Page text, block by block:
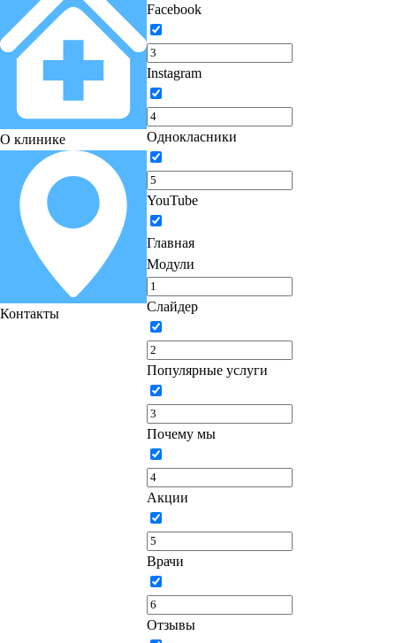
О клинике
Контакты
Facebook
Instagram
Однокласники
YouTube
Главная
Модули
Слайдер
Популярные услуги
Почему мы
Акции
Врачи
Отзывы